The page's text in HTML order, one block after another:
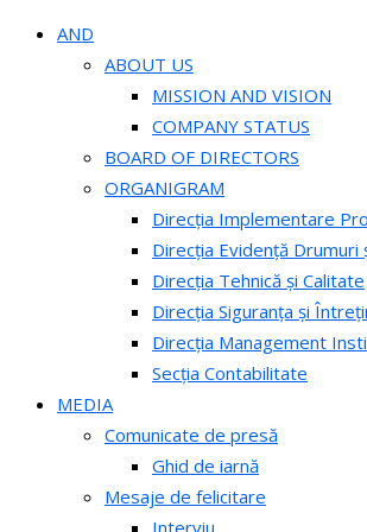
AND
ABOUT US
MISSION AND VISION
COMPANY STATUS
BOARD OF DIRECTORS
ORGANIGRAM
Direcția Implementare
Direcția Evidență Drumuri
Direcția Tehnică și Calitate
Direcția Siguranța și
Direcția Management
Secția Contabilitate
MEDIA
Comunicate de presă
Ghid de iarnă
Mesaje de felicitare
Interviu